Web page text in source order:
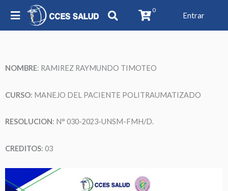
0
Entrar
NOMBRE: RAMIREZ RAYMUNDO TIMOTEO
CURSO: MANEJO DEL PACIENTE POLITRAUMATIZADO
RESOLUCION: N° 030-2023-UNSM-FMH/D.
CREDITOS: 03